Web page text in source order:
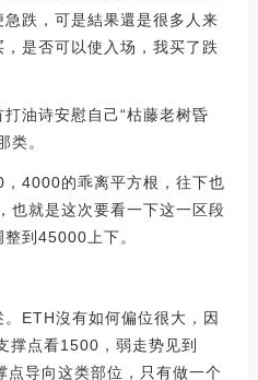
跌，可是結果還是很多人来
是否可以使入场，我买了跌
油诗安慰自己“枯藤老树昏
。
4000的乖离平方根，往下也
就是这次要看一下这一区段
到45000上下。
。ETH沒有如何偏位很大，因
撑点看1500，弱走势见到
导向这类部位，只有做一个